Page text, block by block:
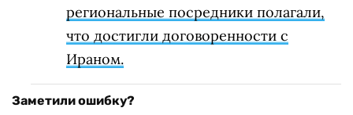
региональные посредники полагали,
что достигли договоренности с
Ираном.
Заметили ошибку?